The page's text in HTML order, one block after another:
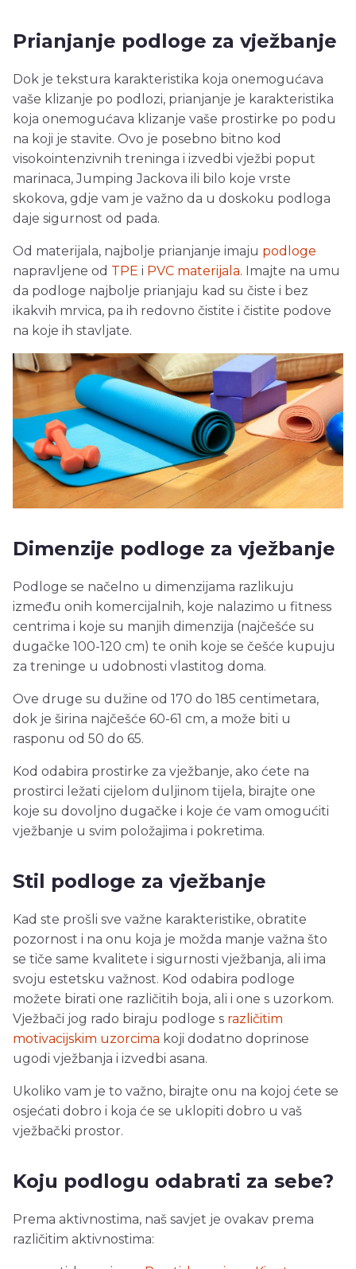
Prianjanje podloge za vježbanje
Dok je tekstura karakteristika koja onemogućava
vaše klizanje po podlozi, prianjanje je karakteristika
koja onemogućava klizanje vaše prostirke po podu
na koji je stavite. Ovo je posebno bitno kod
visokointenzivnih treninga i izvedbi vježbi poput
marinaca, Jumping Jackova ili bilo koje vrste
skokova, gdje vam je važno da u doskoku podloga
daje sigurnost od pada.
Od materijala, najbolje prianjanje imaju podloge
napravljene od TPE i PVC materijala. Imajte na umu
da podloge najbolje prianjaju kad su čiste i bez
ikakvih mrvica, pa ih redovno čistite i čistite podove
na koje ih stavljate.
Dimenzije podloge za vježbanje
Podloge se načelno u dimenzijama razlikuju
između onih komercijalnih, koje nalazimo u fitness
centrima i koje su manjih dimenzija (najčešće su
dugačke 100-120 cm) te onih koje se češće kupuju
za treninge u udobnosti vlastitog doma.
Ove druge su dužine od 170 do 185 centimetara,
dok je širina najčešće 60-61 cm, a može biti u
rasponu od 50 do 65.
Kod odabira prostirke za vježbanje, ako ćete na
prostirci ležati cijelom duljinom tijela, birajte one
koje su dovoljno dugačke i koje će vam omogućiti
vježbanje u svim položajima i pokretima.
Stil podloge za vježbanje
Kad ste prošli sve važne karakteristike, obratite
pozornost i na onu koja je možda manje važna što
se tiče same kvalitete i sigurnosti vježbanja, ali ima
svoju estetsku važnost. Kod odabira podloge
možete birati one različitih boja, ali i one s uzorkom.
Vježbači jog rado biraju podloge s različitim
motivacijskim uzorcima koji dodatno doprinose
ugodi vježbanja i izvedbi asana.
Ukoliko vam je to važno, birajte onu na kojoj ćete se
osjećati dobro i koja će se uklopiti dobro u vaš
vježbački prostor.
Koju podlogu odabrati za sebe?
Prema aktivnostima, naš savjet je ovakav prema
različitim aktivnostima: